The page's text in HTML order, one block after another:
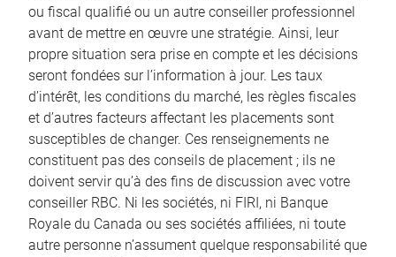
ou fiscal qualifié ou un autre conseiller professionnel
avant de mettre en œuvre une stratégie. Ainsi, leur
propre situation sera prise en compte et les décisions
seront fondées sur l’information à jour. Les taux
d’intérêt, les conditions du marché, les règles fiscales
et d’autres facteurs affectant les placements sont
susceptibles de changer. Ces renseignements ne
constituent pas des conseils de placement ; ils ne
doivent servir qu’à des fins de discussion avec votre
conseiller RBC. Ni les sociétés, ni FIRI, ni Banque
Royale du Canada ou ses sociétés affiliées, ni toute
autre personne n’assument quelque responsabilité que